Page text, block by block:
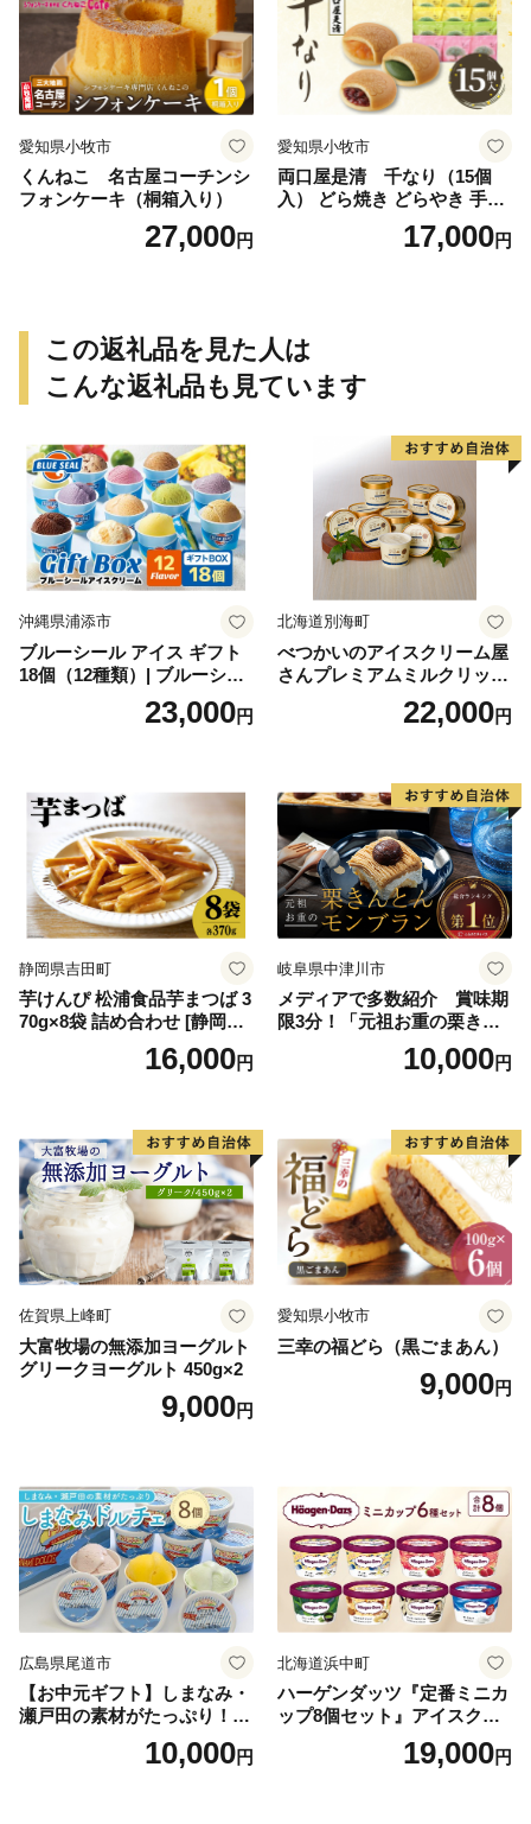
愛知県小牧市
くんねこ 名古屋コーチンシ
フォンケーキ（桐箱入り）
27,000円
愛知県小牧市
両口屋是清 千なり（15個
入） どら焼き どらやき 手土
産 お土産 土産 丹波大納言小
豆 抹茶 林檎 りんご 慶事 お
17,000円
この返礼品を見た人は
こんな返礼品も見ています
沖縄県浦添市
ブルーシール アイス ギフト
18個（12種類）| ブルーシー
ルアイス ブルーシールアイ
スクリーム 着日指定可能 送
誕生日 カップ 詰め合わせ バ
ラエティ | バニラ チョコレー
ト ストロベリー ピスタチオ
バニラ＆クッキー ウベ 沖縄
紅イモ 塩ちんすこう 沖縄シ
ークヮーサー 沖縄黒糖 琉球
ロイヤルミルクティ 沖縄パ
イン
23,000円
北海道別海町
べつかいのアイスクリーム屋
さんプレミアムミルクリッチ
12個（AP-01）（ 北海道アイ
ス 北海道産アイス アイス ア
道産アイス 道産アイスクリ
ーム ギフト 詰合せ 詰め合わ
せ ふるさと納税 ）
22,000円
静岡県吉田町
芋けんぴ 松浦食品芋まつば 3
70g×8袋 詰め合わせ [静岡伊
勢丹(松浦食品) 静岡県 吉田町
22424274] 芋ケンピ セット
16,000円
岐阜県中津川市
メディアで多数紹介 賞味期
限3分！「元祖お重の栗きん
とんモンブラン」 【未来の
ご褒美】スイーツ 栗 モンブ
子 菓子 F4N-2298
10,000円
佐賀県上峰町
大富牧場の無添加ヨーグルト
グリークヨーグルト 450g×2
9,000円
愛知県小牧市
三幸の福どら（黒ごまあん）
9,000円
広島県尾道市
【お中元ギフト】しまなみ・
瀬戸田の素材がたっぷり！ジ
10,000円
北海道浜中町
ハーゲンダッツ『定番ミニカ
ップ8個セット』アイスクリ
ーム アイス スイーツ デザー
19,000円